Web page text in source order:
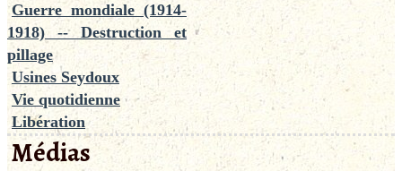
Guerre mondiale (1914-
1918) -- Destruction et
pillage
Usines Seydoux
Vie quotidienne
Libération
Médias